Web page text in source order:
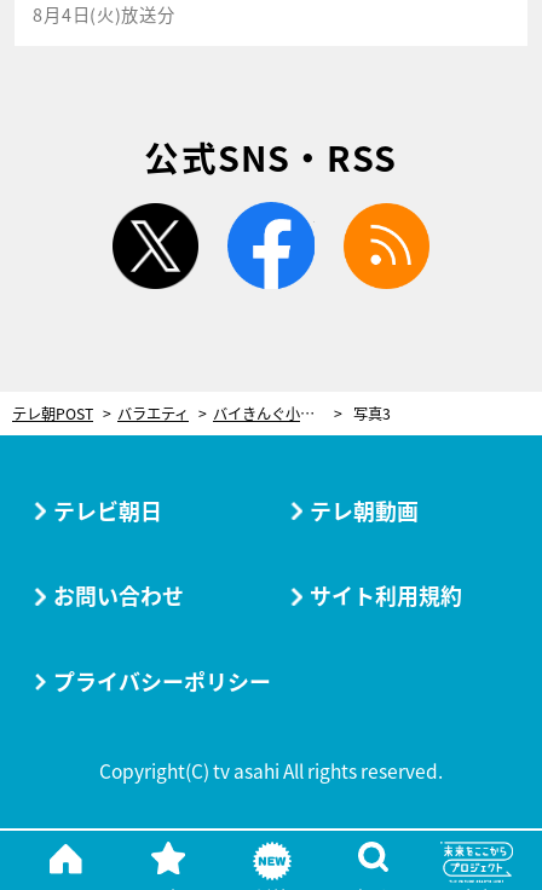
8月4日(火)放送分
公式SNS・RSS
twitter facebook
テレ朝POST バラエティ バイきんぐ小峠、ヒコロヒーの“謎ルーティン”を暴露！知られざる素顔にスタジオ仰天 写真3
テレビ朝日 テレ朝動画
お問い合わせ サイト利用規約
プライバシーポリシー
Copyright(C) tv asahi All rights reserved.